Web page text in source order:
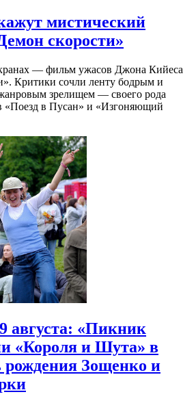
мистический
скорости»
— фильм ужасов Джона Кийеса
Критики сочли ленту бодрым и
зрелищeм — своего рода
«Поезд в Пусан» и «Изгоняющий
августа: «Пикник
«Короля и Шута» в
рождения Зощенко и